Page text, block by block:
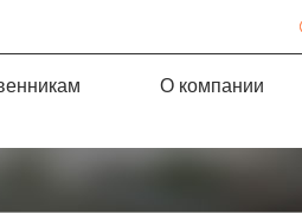
О компании